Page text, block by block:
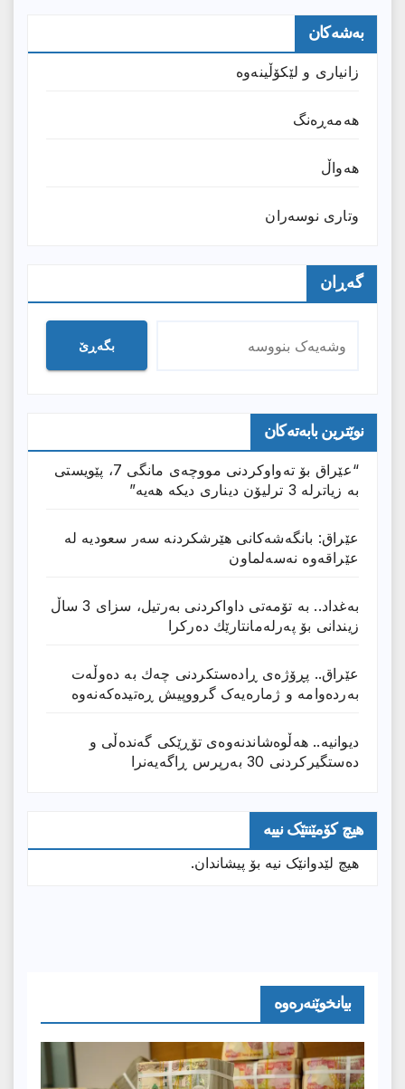
بەشەکان
زانیارى و لێکۆڵینەوە
هەمەڕەنگ
هەواڵ
وتارى نوسەران
گەڕان
بگەڕێ
نوێترین بابەتەکان
“عێراق بۆ تەواوکردنی مووچەی مانگى 7، پێویستی
بە زیاترلە 3 ترلیۆن دیناری دیکە هەیە”
عێراق: بانگەشەكانی هێرشكردنە سەر سعودیە لە
عێراقەوە نەسەلماون
بەغداد.. بە تۆمەتی داواكردنی بەرتیل، سزای 3 ساڵ
زیندانی بۆ پەرلەمانتارێك دەركرا
عێراق.. پڕۆژەی ڕادەستكردنی چەك بە دەوڵەت
بەردەوامە و ژمارەیەک گرووپیش ڕەتیدەکەنەوە
دیوانیە.. هەڵوەشاندنەوەی تۆڕێكی گەندەڵی و
دەستگیركردنی 30 بەرپرس ڕاگەیەنرا
هیچ کۆمێنتێک نییە
هیچ لێدوانێک نیە بۆ پیشاندان.
بیانخوێنەرەوە